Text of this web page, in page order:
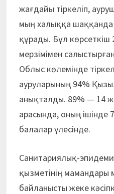
жағдайы тіркеліп,
мың халыққа шаққанда
құрады. Бұл
мерзімімен
Облыс көлемінде
ауруларының 94%
анықталды. 89% — 14
арасында, оның ішінде
балалар үлесінде.
Санитариялық-
қызметінің мамандары
байланысты жеке